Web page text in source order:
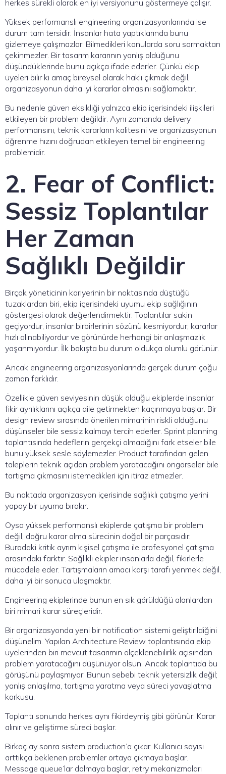
herkes sürekli olarak en iyi versiyonunu göstermeye çalışır.
Yüksek performanslı engineering organizasyonlarında ise
durum tam tersidir. İnsanlar hata yaptıklarında bunu
gizlemeye çalışmazlar. Bilmedikleri konularda soru sormaktan
çekinmezler. Bir tasarım kararının yanlış olduğunu
düşündüklerinde bunu açıkça ifade ederler. Çünkü ekip
üyeleri bilir ki amaç bireysel olarak haklı çıkmak değil,
organizasyonun daha iyi kararlar almasını sağlamaktır.
Bu nedenle güven eksikliği yalnızca ekip içerisindeki ilişkileri
etkileyen bir problem değildir. Aynı zamanda delivery
performansını, teknik kararların kalitesini ve organizasyonun
öğrenme hızını doğrudan etkileyen temel bir engineering
problemidir.
2. Fear of Conflict:
Sessiz Toplantılar
Her Zaman
Sağlıklı Değildir
Birçok yöneticinin kariyerinin bir noktasında düştüğü
tuzaklardan biri, ekip içerisindeki uyumu ekip sağlığının
göstergesi olarak değerlendirmektir. Toplantılar sakin
geçiyordur, insanlar birbirlerinin sözünü kesmiyordur, kararlar
hızlı alınabiliyordur ve görünürde herhangi bir anlaşmazlık
yaşanmıyordur. İlk bakışta bu durum oldukça olumlu görünür.
Ancak engineering organizasyonlarında gerçek durum çoğu
zaman farklıdır.
Özellikle güven seviyesinin düşük olduğu ekiplerde insanlar
fikir ayrılıklarını açıkça dile getirmekten kaçınmaya başlar. Bir
design review sırasında önerilen mimarinin riskli olduğunu
düşünseler bile sessiz kalmayı tercih ederler. Sprint planning
toplantısında hedeflerin gerçekçi olmadığını fark etseler bile
bunu yüksek sesle söylemezler. Product tarafından gelen
taleplerin teknik açıdan problem yaratacağını öngörseler bile
tartışma çıkmasını istemedikleri için itiraz etmezler.
Bu noktada organizasyon içerisinde sağlıklı çatışma yerini
yapay bir uyuma bırakır.
Oysa yüksek performanslı ekiplerde çatışma bir problem
değil, doğru karar alma sürecinin doğal bir parçasıdır.
Buradaki kritik ayrım kişisel çatışma ile profesyonel çatışma
arasındaki farktır. Sağlıklı ekipler insanlarla değil, fikirlerle
mücadele eder. Tartışmaların amacı karşı tarafı yenmek değil,
daha iyi bir sonuca ulaşmaktır.
Engineering ekiplerinde bunun en sık görüldüğü alanlardan
biri mimari karar süreçleridir.
Bir organizasyonda yeni bir notification sistemi geliştirildiğini
düşünelim. Yapılan Architecture Review toplantısında ekip
üyelerinden biri mevcut tasarımın ölçeklenebilirlik açısından
problem yaratacağını düşünüyor olsun. Ancak toplantıda bu
görüşünü paylaşmıyor. Bunun sebebi teknik yetersizlik değil;
yanlış anlaşılma, tartışma yaratma veya süreci yavaşlatma
korkusu.
Toplantı sonunda herkes aynı fikirdeymiş gibi görünür. Karar
alınır ve geliştirme süreci başlar.
Birkaç ay sonra sistem production’a çıkar. Kullanıcı sayısı
arttıkça beklenen problemler ortaya çıkmaya başlar.
Message queue’lar dolmaya başlar, retry mekanizmaları